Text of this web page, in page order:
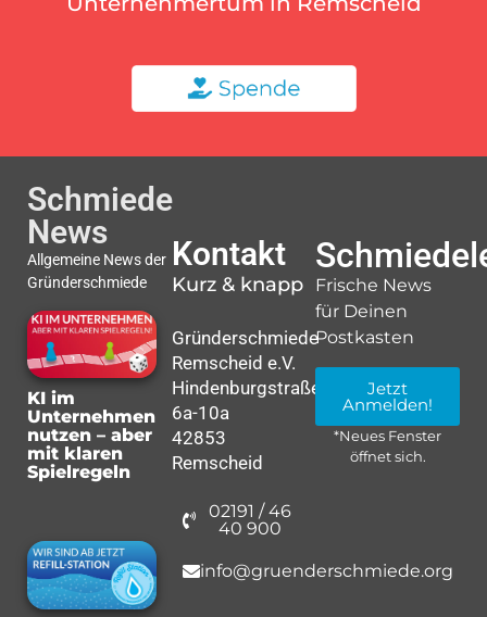
Schmiede
News
Allgemeine News der
Gründerschmiede
KI im
Unternehmen
nutzen – aber
mit klaren
Spielregeln
Kontakt
Kurz & knapp
Gründerschmiede
Remscheid e.V.
Hindenburgstraße
6a-10a
42853
Remscheid
02191 / 46
40 900
info@gruenderschmiede.org
Frische News
für Deinen
Postkasten
Jetzt
Anmelden!
*Neues Fenster
öffnet sich.